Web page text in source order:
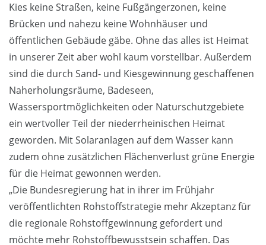
Kies keine Straßen, keine Fußgängerzonen, keine
Brücken und nahezu keine Wohnhäuser und
öffentlichen Gebäude gäbe. Ohne das alles ist Heimat
in unserer Zeit aber wohl kaum vorstellbar. Außerdem
sind die durch Sand- und Kiesgewinnung geschaffenen
Naherholungsräume, Badeseen,
Wassersportmöglichkeiten oder Naturschutzgebiete
ein wertvoller Teil der niederrheinischen Heimat
geworden. Mit Solaranlagen auf dem Wasser kann
zudem ohne zusätzlichen Flächenverlust grüne Energie
für die Heimat gewonnen werden.
„Die Bundesregierung hat in ihrer im Frühjahr
veröffentlichten Rohstoffstrategie mehr Akzeptanz für
die regionale Rohstoffgewinnung gefordert und
möchte mehr Rohstoffbewusstsein schaffen. Das